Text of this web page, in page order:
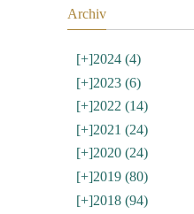
Archiv
[+]2024 (4)
[+]2023 (6)
[+]2022 (14)
[+]2021 (24)
[+]2020 (24)
[+]2019 (80)
[+]2018 (94)